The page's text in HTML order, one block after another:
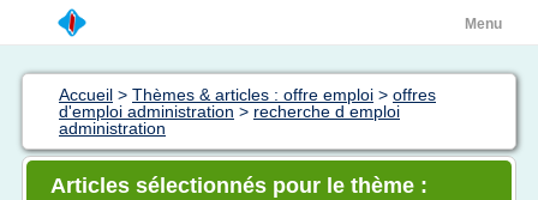
Menu
Accueil > Thèmes & articles : offre emploi > offres
d'emploi administration > recherche d emploi
administration
Articles sélectionnés pour le thème :